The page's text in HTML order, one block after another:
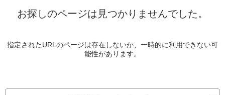
お探しのページは見つかりませんでした。
指定されたURLのページは存在しないか、一時的に利用できない可
能性があります。